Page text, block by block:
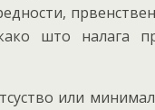
што налага
или